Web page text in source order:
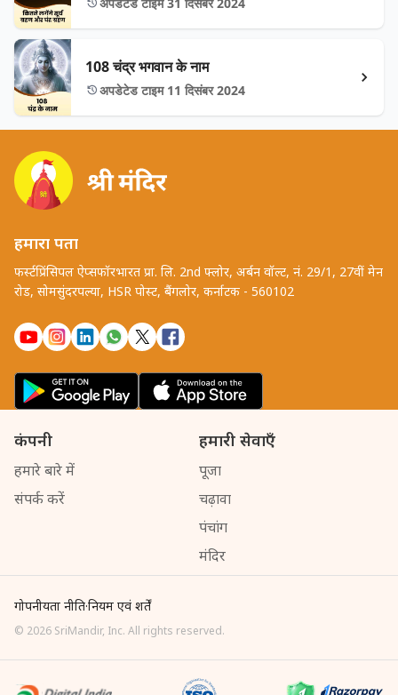
108 चंद्र भगवान के नाम
अपडेटेड टाइम 11 दिसंबर 2024
हमारा पता
फर्स्टप्रिंसिपल ऐप्सफॉरभारत प्रा. लि. 2nd फ्लोर, अर्बन वॉल्ट, नं. 29/1, 27वीं मेन
रोड, सोमसुंदरपल्या, HSR पोस्ट, बैंगलोर, कर्नाटक - 560102
कंपनी
हमारे बारे में
संपर्क करें
हमारी सेवाएँ
पूजा
चढ़ावा
पंचांग
मंदिर
गोपनीयता नीति·नियम एवं शर्तें
© 2026 SriMandir, Inc. All rights reserved.